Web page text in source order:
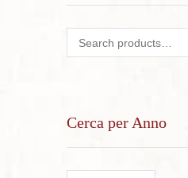
Search for:
Cerca per Anno